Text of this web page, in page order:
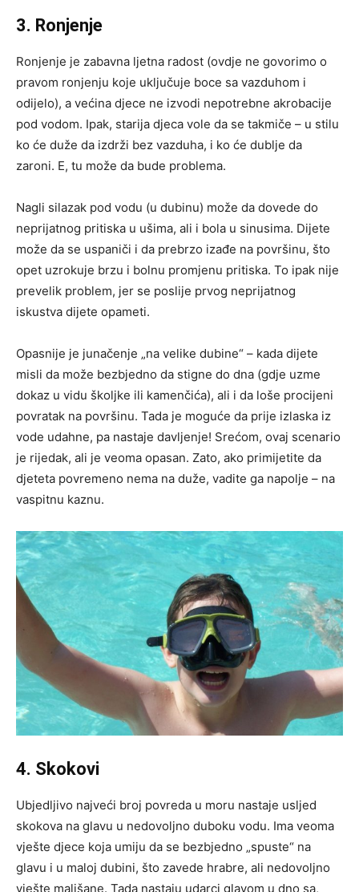
3. Ronjenje
Ronjenje je zabavna ljetna radost (ovdje ne govorimo o
pravom ronjenju koje uključuje boce sa vazduhom i
odijelo), a većina djece ne izvodi nepotrebne akrobacije
pod vodom. Ipak, starija djeca vole da se takmiče – u stilu
ko će duže da izdrži bez vazduha, i ko će dublje da
zaroni. E, tu može da bude problema.
Nagli silazak pod vodu (u dubinu) može da dovede do
neprijatnog pritiska u ušima, ali i bola u sinusima. Dijete
može da se uspaniči i da prebrzo izađe na površinu, što
opet uzrokuje brzu i bolnu promjenu pritiska. To ipak nije
prevelik problem, jer se poslije prvog neprijatnog
iskustva dijete opameti.
Opasnije je junačenje „na velike dubine“ – kada dijete
misli da može bezbjedno da stigne do dna (gdje uzme
dokaz u vidu školjke ili kamenčića), ali i da loše procijeni
povratak na površinu. Tada je moguće da prije izlaska iz
vode udahne, pa nastaje davljenje! Srećom, ovaj scenario
je rijedak, ali je veoma opasan. Zato, ako primijetite da
djeteta povremeno nema na duže, vadite ga napolje – na
vaspitnu kaznu.
4. Skokovi
Ubjedljivo najveći broj povreda u moru nastaje usljed
skokova na glavu u nedovoljno duboku vodu. Ima veoma
vješte djece koja umiju da se bezbjedno „spuste“ na
glavu i u maloj dubini, što zavede hrabre, ali nedovoljno
vješte mališane. Tada nastaju udarci glavom u dno sa,